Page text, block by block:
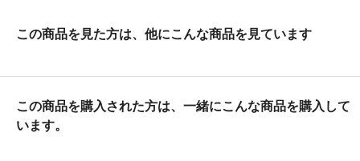
この商品を見た方は、他にこんな商品を見ています
この商品を購入された方は、一緒にこんな商品を購入して
います。